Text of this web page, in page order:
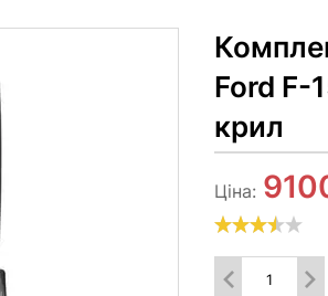
Ford F-
крил
Ціна: